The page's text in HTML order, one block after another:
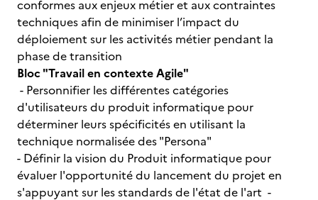
conformes aux enjeux métier et aux contraintes
techniques afin de minimiser l’impact du
déploiement sur les activités métier pendant la
phase de transition
Bloc "Travail en contexte Agile"
- Personnifier les différentes catégories
d'utilisateurs du produit informatique pour
déterminer leurs spécificités en utilisant la
technique normalisée des "Persona"
- Définir la vision du Produit informatique pour
évaluer l'opportunité du lancement du projet en
s'appuyant sur les standards de l'état de l'art -